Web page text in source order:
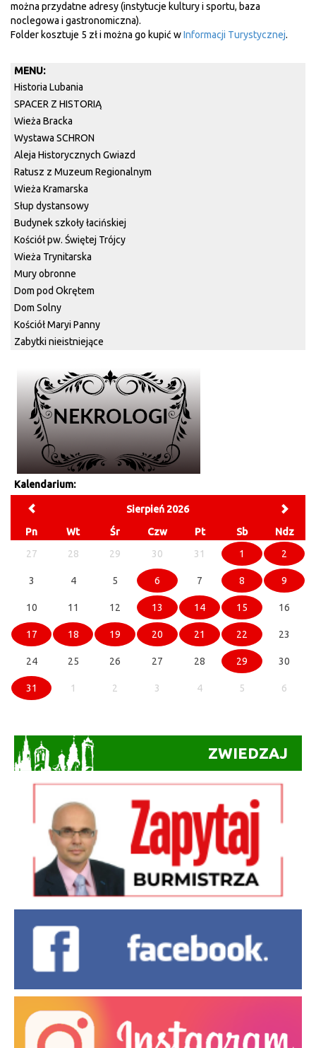
można przydatne adresy (instytucje kultury i sportu, baza
noclegowa i gastronomiczna).
Folder kosztuje 5 zł i można go kupić wInformacji Turystycznej.
MENU:
Historia Lubania
SPACER Z HISTORIĄ
Wieża Bracka
Wystawa SCHRON
Aleja Historycznych Gwiazd
Ratusz z Muzeum Regionalnym
Wieża Kramarska
Słup dystansowy
Budynek szkoły łacińskiej
Kościół pw. Świętej Trójcy
Wieża Trynitarska
Mury obronne
Dom pod Okrętem
Dom Solny
Kościół Maryi Panny
Zabytki nieistniejące
Kalendarium:
Sierpień 2026
Pn
Wt Śr Czw Pt Sb
Ndz
27
28 29 30 31 1 2
3 4 5 6 7 8 9
10 11 12 13 14 15 16
17 18 19 20 21 22 23
24 25 26 27 28 29 30
31 1 2 3 4 5 6
ZWIEDZAJ